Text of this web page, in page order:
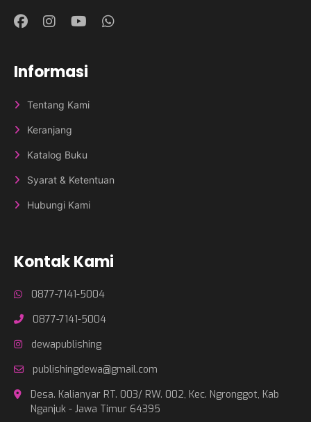
Informasi
Tentang Kami
Keranjang
Katalog Buku
Syarat & Ketentuan
Hubungi Kami
Kontak Kami
0877-7141-5004
0877-7141-5004
dewapublishing
publishingdewa@gmail.com
Desa. Kalianyar RT. 003/ RW. 002, Kec. Ngronggot, Kab
Nganjuk - Jawa Timur 64395